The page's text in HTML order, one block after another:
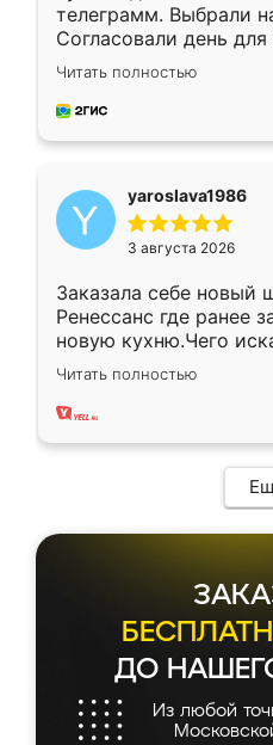
телеграмм. Выбрали
Согласовали день
недели кухня была
довольны работой.
мебель за
Читать полностью
yaroslava1986
3 августа 2026
Заказала себе новый
Ренессанс где ранее
новую кухню.Чего
вполне довольна.
два года, нареканий
Читать полностью
ДО
Из любой